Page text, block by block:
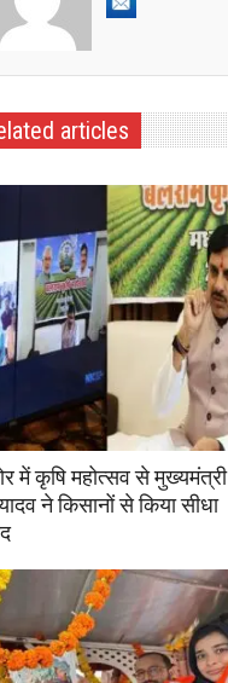
articles
में कृषि महोत्सव से मुख्यमंत्री
ने किसानों से किया सीधा